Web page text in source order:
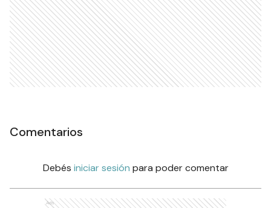
Comentarios
Debés iniciar sesión para poder comentar
Ads